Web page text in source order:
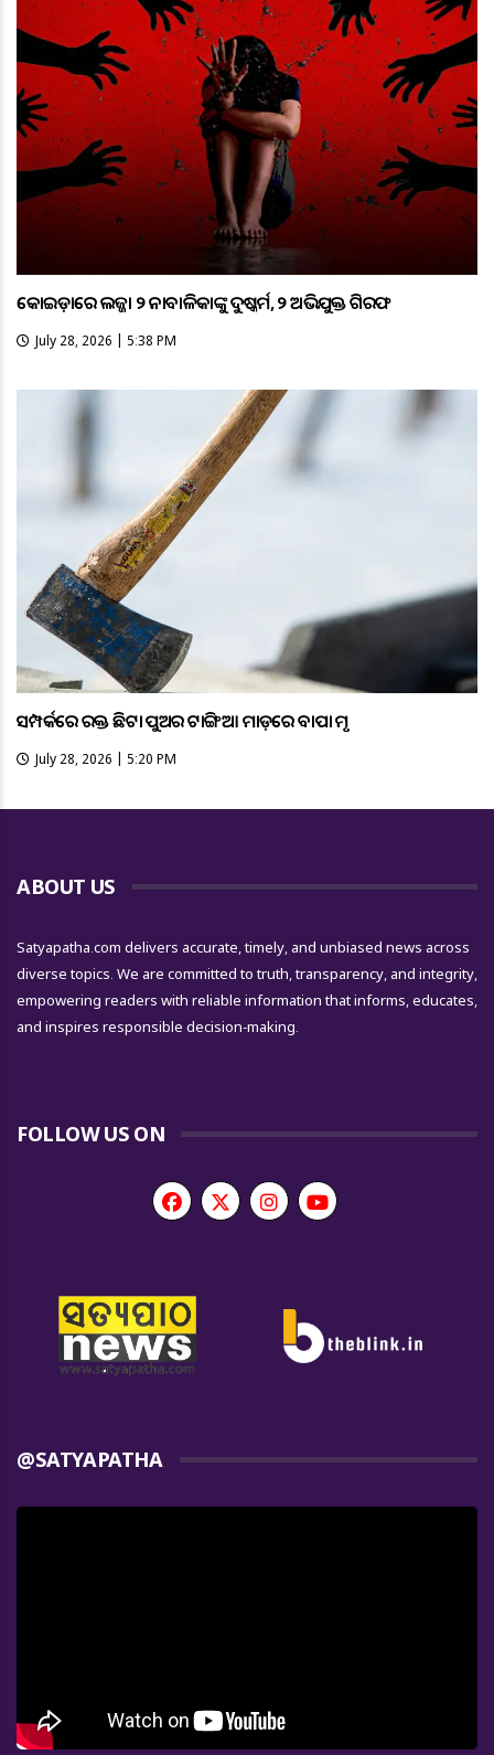
କୋଇଡ଼ାରେ ଲଜ୍ଜା ୨ ନାବାଳିକାଙ୍କୁ ଦୁଷ୍କର୍ମ, ୨ ଅଭିଯୁକ୍ତ ଗିରଫ
July 28, 2026 | 5:38 PM
ସମ୍ପର୍କରେ ରକ୍ତ ଛିଟା ପୁଅର ଟାଙ୍ଗିଆ ମାଡ଼ରେ ବାପା ମୃତ
July 28, 2026 | 5:20 PM
ABOUT US
Satyapatha.com delivers accurate, timely, and unbiased news across
diverse topics. We are committed to truth, transparency, and integrity,
empowering readers with reliable information that informs, educates,
and inspires responsible decision-making.
FOLLOW US ON
@SATYAPATHA